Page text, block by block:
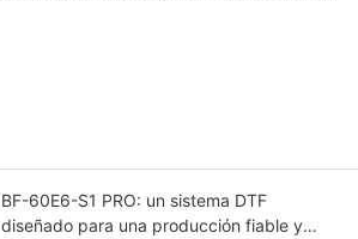
BF-60E6-S1 PRO: un sistema DTF
diseñado para una producción fiable y